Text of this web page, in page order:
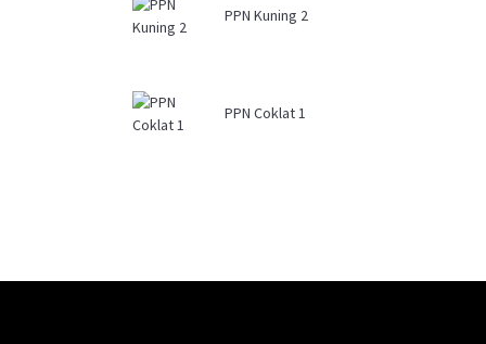
PPN Kuning 2
PPN Coklat 1